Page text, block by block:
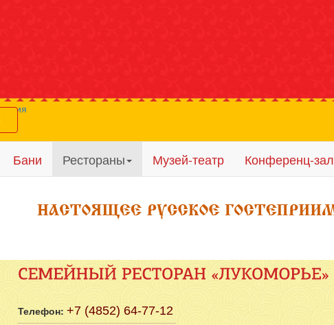
Расположение отеля: центр города, напротив Кремля
Детский городок
Волжская набережная в 5 минутах
Бани Рестораны Музей-театр Конференц-зал
Телефон: +7 (4852) 64-77-12